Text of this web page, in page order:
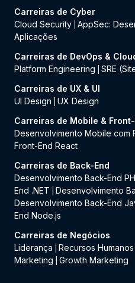
Carreiras de Cyber
Cloud Security AppSec:
Aplicações
Carreiras de DevOps &
Platform Engineering
SRE
Carreiras de UX & UI
UI Design
UX Design
Carreiras de Mobile & Front-
Desenvolvimento Mobile com
Front-End React
Carreiras de Back-End
Desenvolvimento Back-End
End .NET
Desenvolvimento
Desenvolvimento Back-End
End Node.js
Carreiras de Negócios
Liderança
Recursos Humanos
Marketing
Growth Marketing